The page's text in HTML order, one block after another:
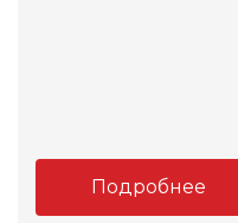
Подробнее